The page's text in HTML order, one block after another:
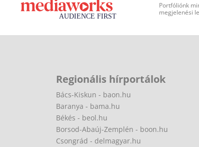
Portfóliónk
megjelenési
Regionális hírportálok
Bács-Kiskun - baon.hu
Baranya - bama.hu
Békés - beol.hu
Borsod-Abaúj-Zemplén - boon.hu
Csongrád - delmagyar.hu